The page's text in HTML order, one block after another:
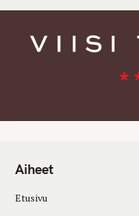
Aiheet
Etusivu